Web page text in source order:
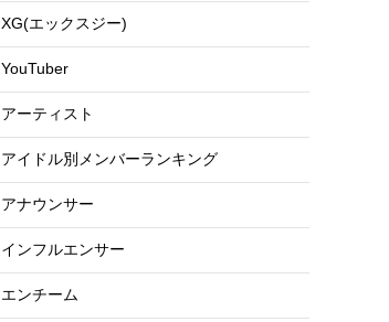
XG(エックスジー)
YouTuber
アーティスト
アイドル別メンバーランキング
アナウンサー
インフルエンサー
エンチーム